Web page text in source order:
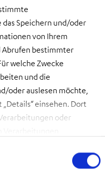
Speichern und/oder
von Ihrem
Abrufen bestimmter
welche Zwecke
und die
oder auslesen möchte,
einsehen. Dort
oder
der erläuterten
auslesen und damit
im Bereich
für seine
gewonnen. Im
HVE die Firma
der 3-D-Konstruktion
sowie der
unterstützen
Berechnungen